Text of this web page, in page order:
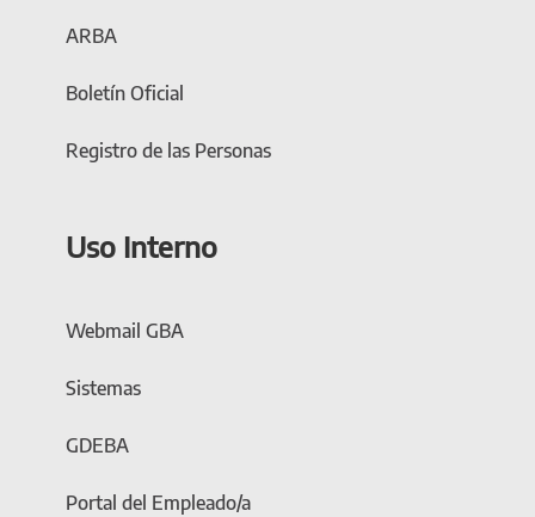
ARBA
Boletín Oficial
Registro de las Personas
Uso Interno
Webmail GBA
Sistemas
GDEBA
Portal del Empleado/a